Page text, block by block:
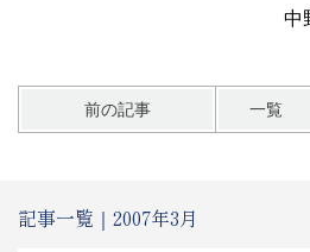
中
前の記事 一覧
記事一覧｜2007年3月